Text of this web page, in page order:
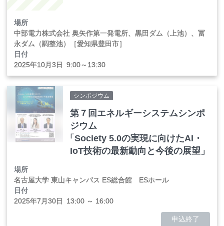
場所
中部電力株式会社 奥矢作第一発電所、黒田ダム（上池）、冨
永ダム（調整池）［愛知県豊田市］
日付
2025年10月 3日 9:00～13:30
シンポジウム
第７回エネルギーシステムシンポ
ジウム
「Society 5.0の実現に向けたAI・
IoT技術の最新動向と今後の展望」
場所
名古屋大学 東山キャンパス ES総合館 ESホール
日付
2025年7月 30日 13:00 ～ 16:00
申込終了